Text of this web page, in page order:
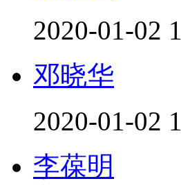
2020-01-02
邓晓华
2020-01-02
李葆明